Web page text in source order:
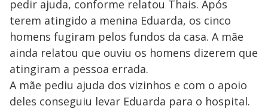
pedir ajuda, conforme relatou Thais. Após
terem atingido a menina Eduarda, os cinco
homens fugiram pelos fundos da casa. A mãe
ainda relatou que ouviu os homens dizerem que
atingiram a pessoa errada.
A mãe pediu ajuda dos vizinhos e com o apoio
deles conseguiu levar Eduarda para o hospital.